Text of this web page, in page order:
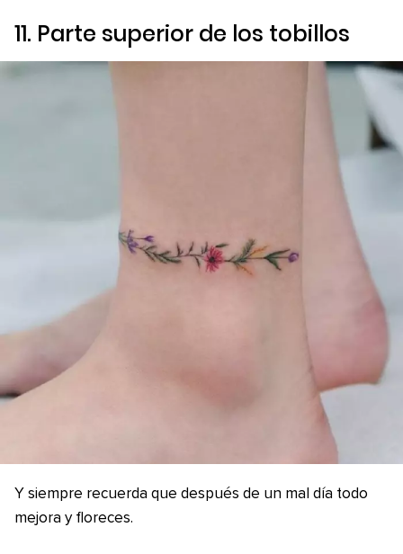
11. Parte superior de los tobillos
Y siempre recuerda que después de un mal día todo
mejora y floreces.